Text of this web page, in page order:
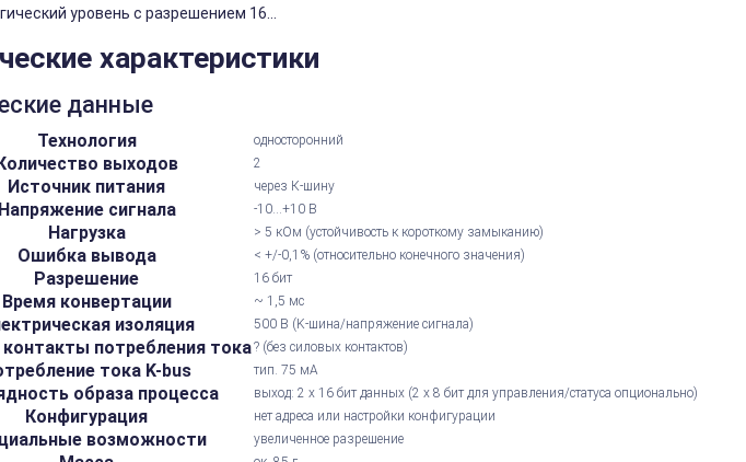
уровень с разрешением 16...
характеристики
данные
Технология односторонний
выходов 2
Источник питания через К-шину
Напряжение сигнала -10...+10 В
Нагрузка > 5 кОм (устойчивость к короткому замыканию)
Ошибка вывода < +/-0,1% (относительно конечного значения)
Разрешение 16 бит
Время конвертации ~ 1,5 мс
изоляция 500 В (K-шина/напряжение сигнала)
потребления тока? (без силовых контактов)
тока K-bus тип. 75 мА
образа процесса выход: 2 x 16 бит данных (2 x 8 бит для управления/статуса опционально)
Конфигурация нет адреса или настройки конфигурации
возможности увеличенное разрешение